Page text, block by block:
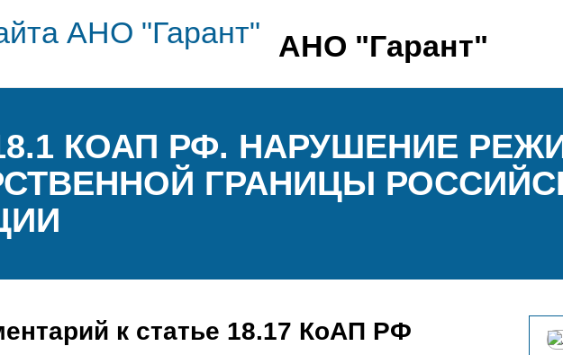
АНО "Гарант"
КОАП РФ. НАРУШЕНИЕ
ГРАНИЦЫ
к статье 18.17 КоАП РФ